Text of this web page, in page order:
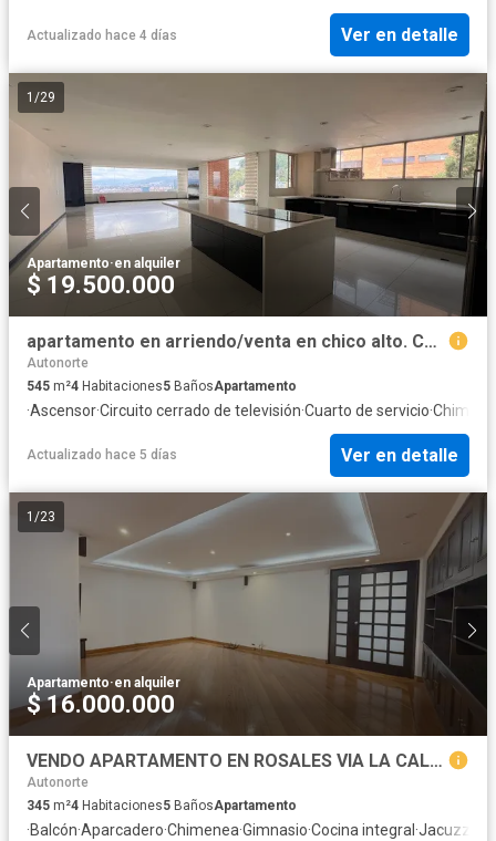
Actualizado hace 4 días Ver en detalle
1 /29
Apartamento·en alquiler
$ 19.500.000
apartamento en arriendo/venta en chico alto. Cod A8131332
Autonorte
545 m²4 Habitaciones5 BañosApartamento
·Ascensor·Circuito cerrado de televisión·Cuarto de servicio·
Actualizado hace 5 días Ver en detalle
1 /23
Apartamento·en alquiler
$ 16.000.000
VENDO APARTAMENTO EN ROSALES VIA LA CALERA
Autonorte
345 m²4 Habitaciones5 BañosApartamento
·Balcón·Aparcadero·Chimenea·Gimnasio·Cocina integral ·Jacuzzi